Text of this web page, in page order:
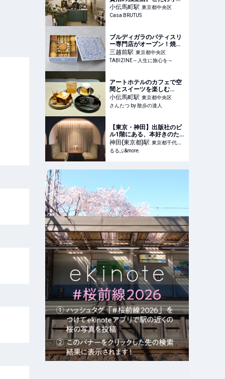
自家焙煎を、東京・小伝馬
町で。
小伝馬町駅 東京都中央区
Casa BRUTUS
ブルディガラのパティスリ
ー専門店がオープン！焼き
菓子詰め合わせ缶を限定販
売｜日本橋三越本店 |
TABIZINE～人生に旅心を
三越前駅 東京都中央区
TABIZINE～人生に旅心を～
アートホテルのカフェで空
間とスイーツを楽しむ
『STAND BnA』〜黒猫ス
イーツ散歩 人形町編15〜｜
さんたつ by 散歩の達人
小伝馬町駅 東京都中央区
さんたつ by 散歩の達人
【東京・神田】出版社のビ
ル1階にある、本好きのた
めのカフェ。「サロンクリ
スティ」で物語の世界を体
験｜るるぶ&more.
神田(東京都)駅 東京都千代田
区
るるぶ&more.